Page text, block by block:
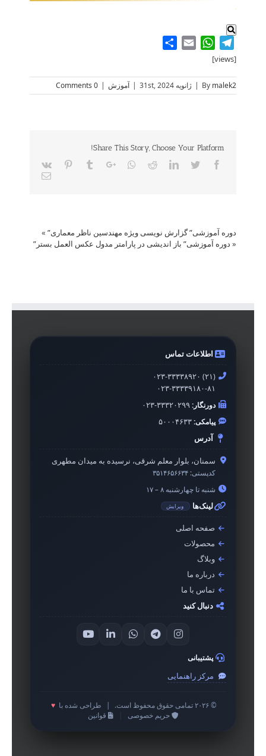
.
Telegram
WhatsApp
Email
[views]
By malek2
| ژانویه 31st, 2024 | آموزش |
0 Comments
Share This Story, Choose Your Platform!
Facebook
Twitter
LinkedIn
Reddit
Whatsapp
Google+
Tumblr
Pinterest
Vk
Email
دوره آموزشی” گزارش نویسی ویژه مهندسین ناظر معماری” »
« دوره آموزشی” باز اندیشی در پارامتر مدول عکس العمل بستر”
اطلاعات تماس
۰۲۳-۳۳۳۳۸۹۲۰ (۲۱)
۰۲۳-۳۳۳۳۹۱۸۰-۸۱
دورنگار:۰۲۳-۳۳۳۲۰۲۹۹
پیامکی:۵۰۰۰۴۶۳۳
آدرس
سمنان، بلوار معلم شرقی، نرسیده به میدان مطهری
کدپستی: ۳۵۱۴۶۵۶۶۳۴
شنبه تا چهارشنبه ۸ – ۱۷
لینک‌ها ویرایش
صفحه اصلی
محصولات
وبلاگ
درباره ما
تماس با ما
دنبال کنید
پشتیبانی
مرکز راهنمایی
© ۲۰۲۶ تمامی حقوق محفوظ است. طراحی شده با ♥
حریم خصوصی
قوانین